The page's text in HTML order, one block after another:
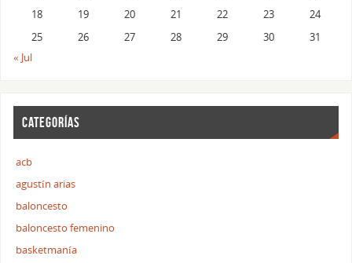
18
19 20 21 22 23
24
25
26 27 28 29 30
31
« Jul
CATEGORÍAS
acb
agustín arias
baloncesto
baloncesto femenino
basketmanía